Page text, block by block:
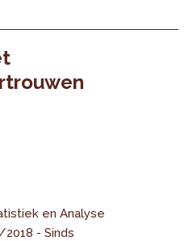
en Analyse
- Sinds